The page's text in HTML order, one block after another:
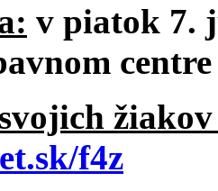
v piatok 7.
f4z